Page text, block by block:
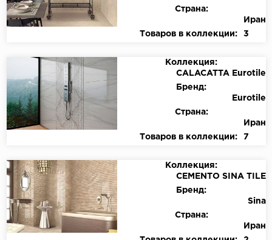
Страна:
Иран
Товаров в коллекции:
3
Коллекция:
CALACATTA Eurotile
Бренд:
Eurotile
Страна:
Иран
Товаров в коллекции:
7
Коллекция:
CEMENTO SINA TILE
Бренд:
Sina
Страна:
Иран